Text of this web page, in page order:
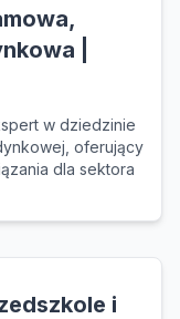
|
w dziedzinie
oferujący
dla sektora
i